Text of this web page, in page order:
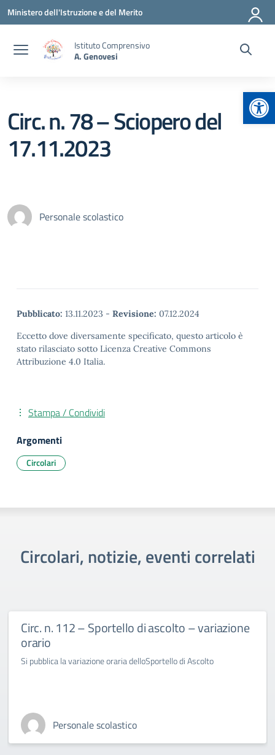
Vai ai contenuti
Vai al menu di navigazione
Vai al footer
Ministero dell'Istruzione e del Merito
Istituto Comprensivo
A. Genovesi
Circ. n. 78 – Sciopero del
17.11.2023
Personale scolastico
Pubblicato: 13.11.2023 - Revisione: 07.12.2024
Eccetto dove diversamente specificato, questo articolo è
stato rilasciato sotto Licenza Creative Commons
Attribuzione 4.0 Italia.
Stampa / Condividi
Argomenti
Circolari
Circolari, notizie, eventi correlati
Circ. n. 112 – Sportello di ascolto – variazione
orario
Si pubblica la variazione oraria delloSportello di Ascolto
Personale scolastico